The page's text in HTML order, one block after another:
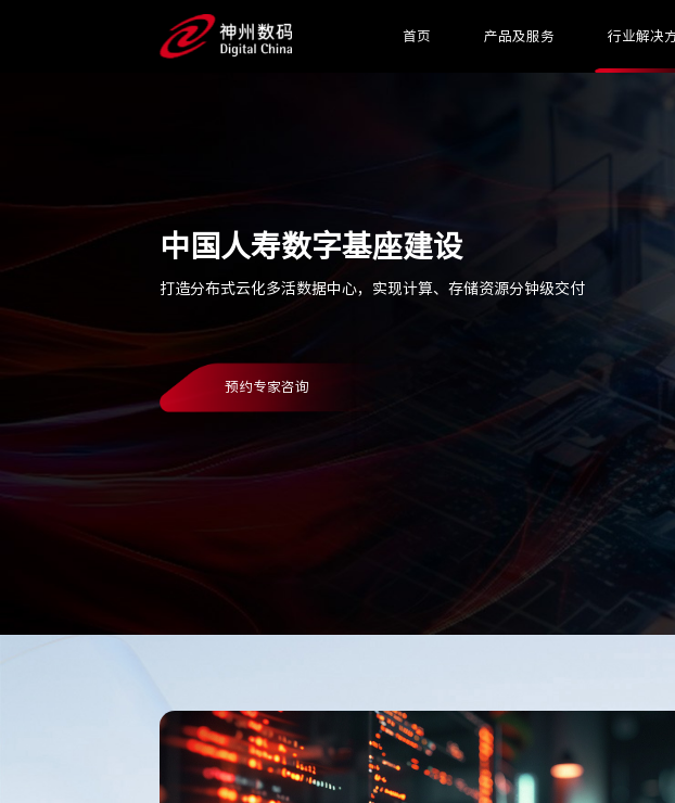
首页 产品及服务 行业解决
中国人寿数字基座建设
打造分布式云化多活数据中心，实现计算、存储资源分钟级交付
预约专家咨询